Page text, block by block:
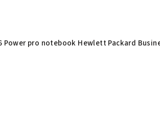
pro notebook Hewlett Packard